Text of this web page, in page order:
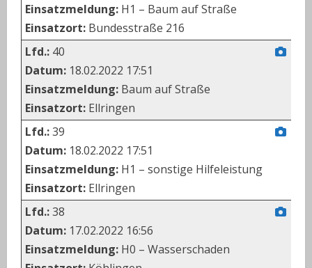
Einsatzmeldung: H1 – Baum auf Straße
Einsatzort: Bundesstraße 216
Lfd.: 40
Datum: 18.02.2022 17:51
Einsatzmeldung: Baum auf Straße
Einsatzort: Ellringen
Lfd.:39
Datum: 18.02.2022 17:51
Einsatzmeldung: H1 – sonstige Hilfeleistung
Einsatzort: Ellringen
Lfd.:38
Datum: 17.02.2022 16:56
Einsatzmeldung: H0 – Wasserschaden